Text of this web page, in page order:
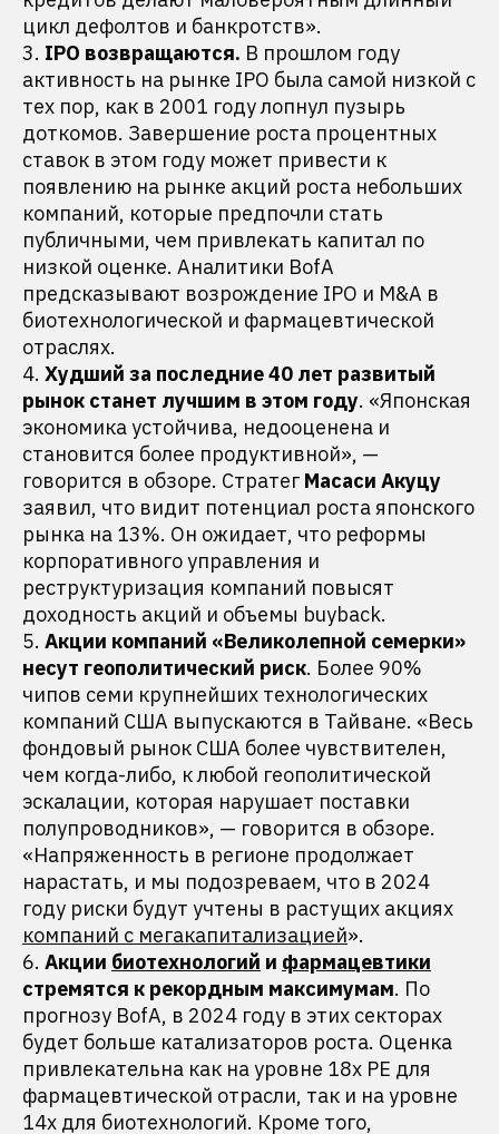
цикл дефолтов и банкротств».
3. IPO возвращаются. В прошлом году
активность на рынке IPO была самой низкой с
тех пор, как в 2001 году лопнул пузырь
доткомов. Завершение роста процентных
ставок в этом году может привести к
появлению на рынке акций роста небольших
компаний, которые предпочли стать
публичными, чем привлекать капитал по
низкой оценке. Аналитики BofA
предсказывают возрождение IPO и M&A в
биотехнологической и фармацевтической
отраслях.
4. Худший за последние 40 лет развитый
рынок станет лучшим в этом году. «Японская
экономика устойчива, недооценена и
становится более продуктивной», —
говорится в обзоре. Стратег Масаси Акуцу
заявил, что видит потенциал роста японского
рынка на 13%. Он ожидает, что реформы
корпоративного управления и
реструктуризация компаний повысят
доходность акций и объемы buyback.
5. Акции компаний «Великолепной семерки»
несут геополитический риск. Более 90%
чипов семи крупнейших технологических
компаний США выпускаются в Тайване. «Весь
фондовый рынок США более чувствителен,
чем когда-либо, к любой геополитической
эскалации, которая нарушает поставки
полупроводников», — говорится в обзоре.
«Напряженность в регионе продолжает
нарастать, и мы подозреваем, что в 2024
году риски будут учтены в растущих акциях
компаний с мегакапитализацией».
6. Акции биотехнологий и фармацевтики
стремятся к рекордным максимумам. По
прогнозу BofA, в 2024 году в этих секторах
будет больше катализаторов роста. Оценка
привлекательна как на уровне 18x PE для
фармацевтической отрасли, так и на уровне
14x для биотехнологий. Кроме того,